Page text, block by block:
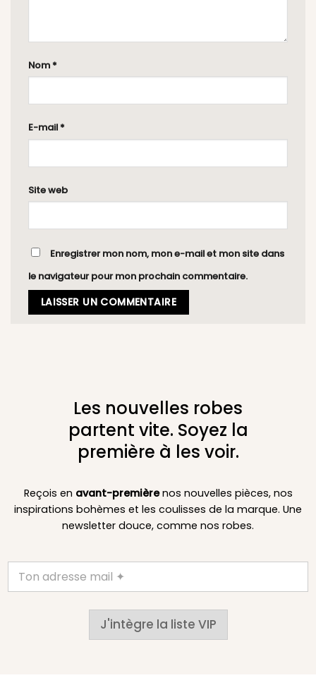
Nom *
E-mail *
Site web
Enregistrer mon nom, mon e-mail et mon site dans
le navigateur pour mon prochain commentaire.
Les nouvelles robes
partent vite. Soyez la
première à les voir.
Reçois en avant-premièrenos nouvelles pièces, nos
inspirations bohèmes et les coulisses de la marque. Une
newsletter douce, comme nos robes.
J'intègre la liste VIP